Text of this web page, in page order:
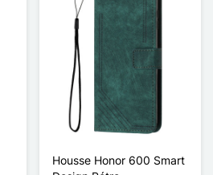
Housse Honor 600 Smart